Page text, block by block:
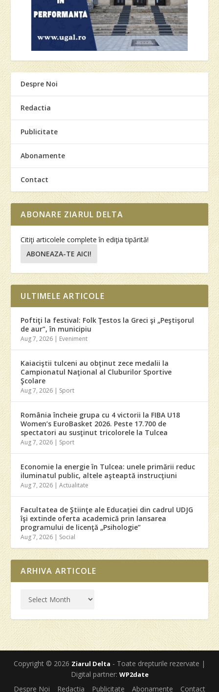
Despre Noi
Redactia
Publicitate
Abonamente
Contact
ABONARE ZIARUL DELTA
Citiţi articolele complete în ediţia tipărită!
ABONEAZA-TE AICI!
ULTIMELE ARTICOLE
Poftiţi la festival: Folk Ţestos la Greci şi „Peştişorul
de aur”, în municipiu
Aug 7, 2026 | Eveniment
Kaiaciştii tulceni au obţinut zece medalii la
Campionatul Naţional al Cluburilor Sportive
Şcolare
Aug 7, 2026 | Sport
România încheie grupa cu 4 victorii la FIBA U18
Women’s EuroBasket 2026. Peste 17.700 de
spectatori au susţinut tricolorele la Tulcea
Aug 7, 2026 | Sport
Economie la energie în Tulcea: unele primării reduc
iluminatul public, altele aşteaptă instrucţiuni
Aug 7, 2026 |Actualitate
Facultatea de Ştiinţe ale Educaţiei din cadrul UDJG
îşi extinde oferta academică prin lansarea
programului de licenţă „Psihologie”
Aug 7, 2026 | Social
ARHIVA ARTICOLE
Copyright © 2026 Ziarul Delta - Toate drepturile rezervate |
Digital partner: WP2date
Despre Noi Redactia Publicitate Abonamente Contact